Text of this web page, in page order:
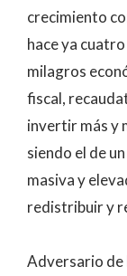
crecimiento
hace ya
milagros
fiscal,
invertir más y
siendo el de
masiva y
redistribuir y
Adversario de